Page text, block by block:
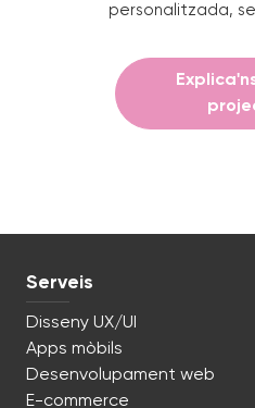
personalitzada,
Serveis
Disseny UX/UI
Apps mòbils
Desenvolupament web
E-commerce